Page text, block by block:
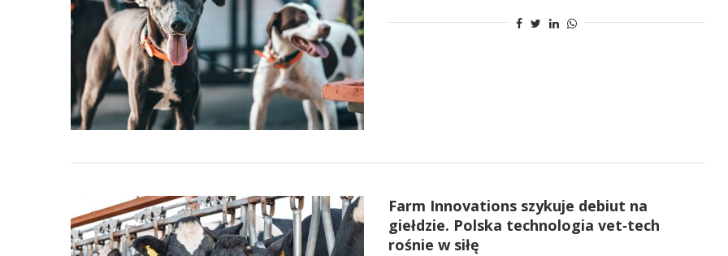
Farm Innovations szykuje debiut na
giełdzie. Polska technologia vet‑tech
rośnie w siłę